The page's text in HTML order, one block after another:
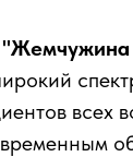
всех